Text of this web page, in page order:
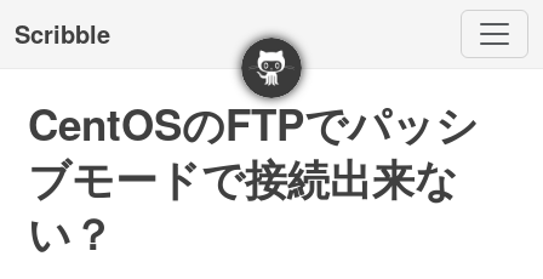
Scribble
CentOSのFTPでパッシ
ブモードで接続出来な
い？